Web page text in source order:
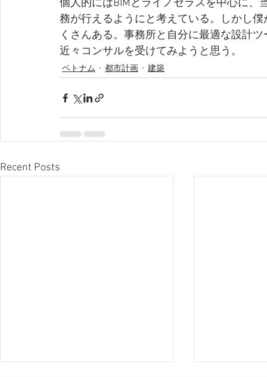
個人的にはBIMとライノセラスを中心に
務が行えるようにと考えている。しかし
くさんある。事務所と自分に最適な設計
近々コンサルを受けてみようと思う。
ベトナム 都市計画 建築
Recent Posts